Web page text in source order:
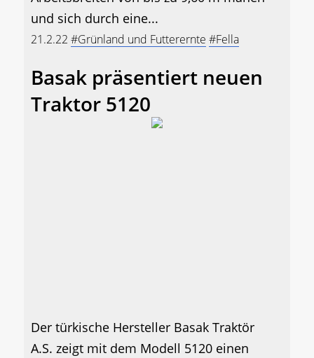
und sich durch eine...
21.2.22 #Grünland und Futterernte #Fella
Basak präsentiert neuen
Traktor 5120
Der türkische Hersteller Basak Traktör
A.S. zeigt mit dem Modell 5120 einen